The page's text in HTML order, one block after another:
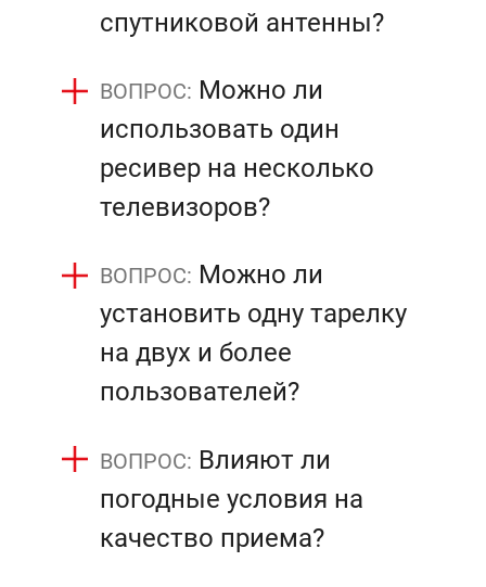
спутниковой антенны?
Можно ли
использовать один
ресивер на несколько
телевизоров?
Можно ли
установить одну тарелку
на двух и более
пользователей?
Влияют ли
погодные условия на
качество приема?